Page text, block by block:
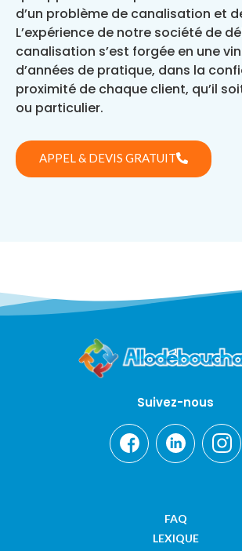
d’un problème de canalisation et
L’expérience de notre société de
canalisation s’est forgée en une
d’années de pratique, dans la
proximité de chaque client, qu’il
ou particulier.
APPEL & DEVIS GRATUIT
Suivez-nous
FAQ
LEXIQUE